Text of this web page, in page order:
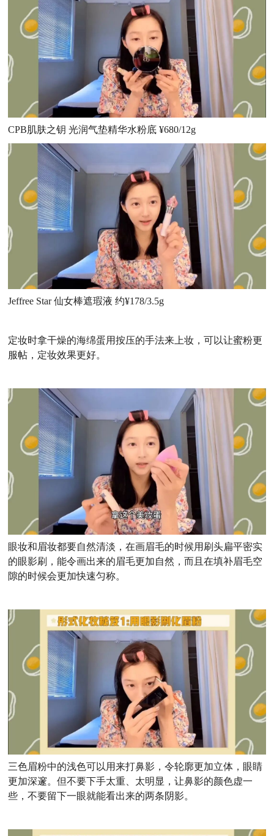
CPB肌肤之钥 光润气垫精华水粉底 ¥680/12g
Jeffree Star 仙女棒遮瑕液 约¥178/3.5g
定妆时拿干燥的海绵蛋用按压的手法来上妆，可以让蜜粉更
服帖，定妆效果更好。
眼妆和眉妆都要自然清淡，在画眉毛的时候用刷头扁平密实
的眼影刷，能令画出来的眉毛更加自然，而且在填补眉毛空
隙的时候会更加快速匀称。
三色眉粉中的浅色可以用来打鼻影，令轮廓更加立体，眼睛
更加深邃。但不要下手太重、太明显，让鼻影的颜色虚一
些，不要留下一眼就能看出来的两条阴影。